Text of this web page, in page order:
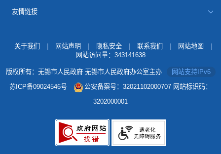
友情链接
关于我们 网站声明 隐私安全 联系我们 网站地图
网站访问量： 343141638
版权所有：无锡市人民政府 无锡市人民政府办公室主办
网站支持IPv6
苏ICP备09024546号
公安备案号：32021102000707 网站标识码：
3202000001